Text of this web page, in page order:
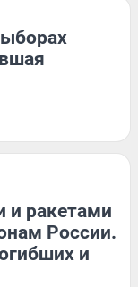
и ракетами
России.
и